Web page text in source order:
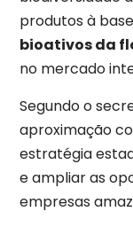
produtos à
bioativos da
no mercado
Segundo o
aproximação
estratégia
e ampliar as
empresas